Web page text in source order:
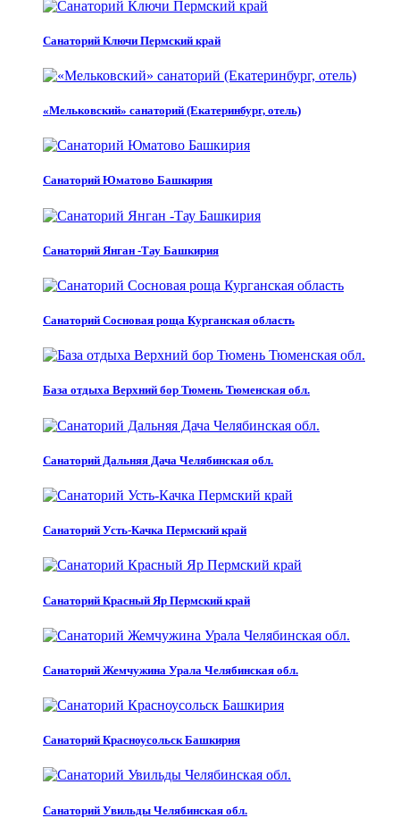
Санаторий Ключи Пермский край
«Мельковский» санаторий (Екатеринбург, отель)
Санаторий Юматово Башкирия
Санаторий Янган -Тау Башкирия
Санаторий Сосновая роща Курганская область
База отдыха Верхний бор Тюмень Тюменская обл.
Санаторий Дальняя Дача Челябинская обл.
Санаторий Усть-Качка Пермский край
Санаторий Красный Яр Пермский край
Санаторий Жемчужина Урала Челябинская обл.
Санаторий Красноусольск Башкирия
Санаторий Увильды Челябинская обл.